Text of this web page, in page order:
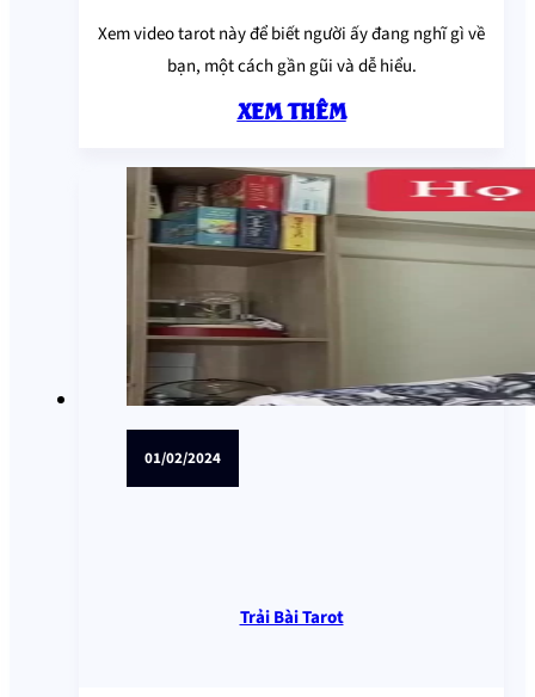
Xem video tarot này để biết người ấy đang nghĩ gì về
bạn, một cách gần gũi và dễ hiểu.
XEM THÊM
01/02/2024
Trải Bài Tarot